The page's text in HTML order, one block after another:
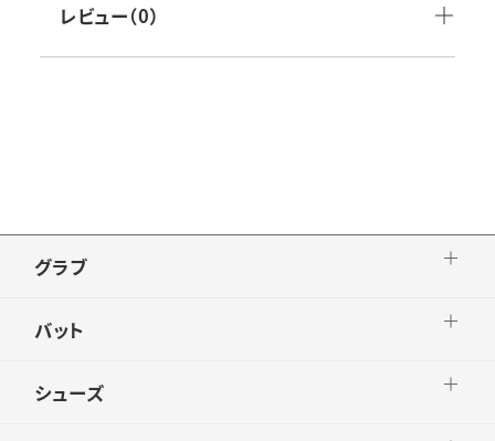
●発注単位：50枚以上●昇華加工★デザイン
レビュー（0）
グラブ
バット
シューズ